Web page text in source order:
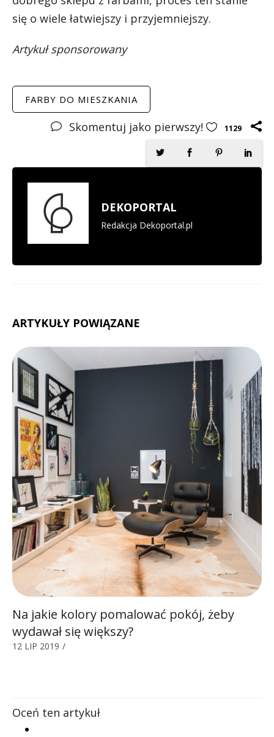
się o wiele łatwiejszy i przyjemniejszy.
Artykuł sponsorowany
FARBY DO MIESZKANIA
Skomentuj jako pierwszy! 1129
DEKOPORTAL
Redakcja Dekoportal.pl
ARTYKUŁY POWIĄZANE
Na jakie kolory pomalować pokój, żeby
wydawał się większy?
12 LIP 2019 /
Oceń ten artykuł